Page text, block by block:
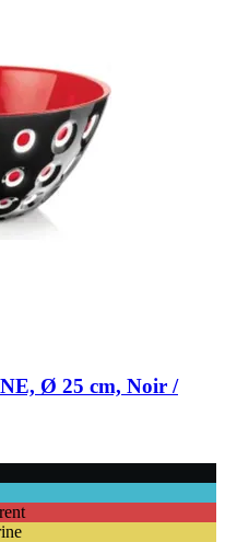
Ø 25 cm, Noir /